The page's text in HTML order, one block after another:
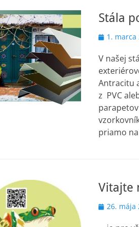
Stála
Posted
1. marca
V našej
Antracitu
z PVC
priamo
Vitajte
Posted
26. mája